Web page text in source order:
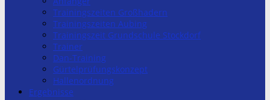
Trainingszeiten Großhadern
Trainingszeiten Aubing
Trainingszeit Grundschule Stockdorf
Trainer
Dan-Training
Gürtelprüfungskonzept
Hallenordnung
Ergebnisse